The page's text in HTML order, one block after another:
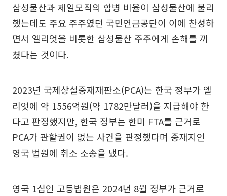
삼성물산과 제일모직의 합병 비율이 삼성물산에 불리
했는데도 주요 주주였던 국민연금공단이 이에 찬성하
면서 엘리엇을 비롯한 삼성물산 주주에게 손해를 끼
쳤다는 것이다.
2023년 국제상설중재재판소(PCA)는 한국 정부가 엘
리엇에 약 1556억원(약 1782만달러)을 지급해야 한
다고 판정했지만, 한국 정부는 한미 FTA를 근거로
PCA가 관할권이 없는 사건을 판정했다며 중재지인
영국 법원에 취소 소송을 냈다.
영국 1심인 고등법원은 2024년 8월 정부가 근거로